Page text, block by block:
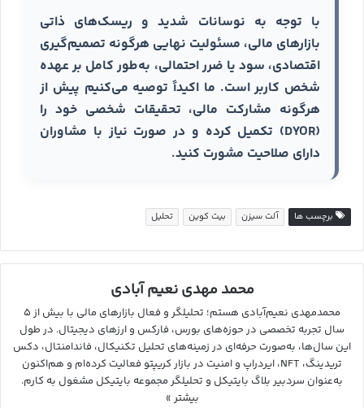
با توجه به نوسانات شدید و ریسک‌های ذاتی
بازارهای مالی، مسئولیت نهایی هرگونه تصمیم‌گیری
اقتصادی، سود یا ضرر احتمالی، به‌طور کامل بر عهده
شخص کاربر است. ما اکیداً توصیه می‌کنیم پیش از
هرگونه مشارکت مالی، تحقیقات شخصی خود را
(DYOR) تکمیل کرده و در صورت نیاز با مشاوران
دارای صلاحیت مشورت کنید.
برچسب ها آلت سیزن بیت کوین تحلیل
محمد مهدی نعیم آبادی
محمدمهدی نعیم‌آبادی هستم؛ تحلیلگر و فعال بازارهای مالی با بیش از ۵
سال تجربه تخصصی در حوزه‌های بورس، فارکس و ارزهای دیجیتال. در طول
این سال‌ها، به‌صورت حرفه‌ای در زمینه‌های تحلیل تکنیکال، فاندامنتال، دکس
تریدینگ، NFT، ایردراپ و امنیت در بازار کریپتو فعالیت کرده‌ام و هم‌اکنون
به‌عنوان سردبیر بلاگ بایتیکل و تحلیلگر مجموعه بایتیکل مشغول به کارم.
بیشتر »